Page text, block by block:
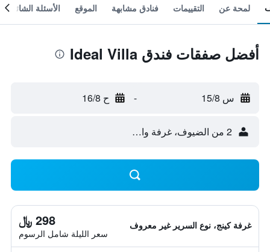
لمحة عن التقييمات فنادق مشابهة الموقع الأسئلة الشائعة
أفضل صفقات فندق Ideal Villa
س 15/8 - ح 16/8
2 من الضيوف، غرفة واحدة
غرفة كينج، نوع السرير غير معروف 298 ﷼
سعر الليلة شامل الرسوم